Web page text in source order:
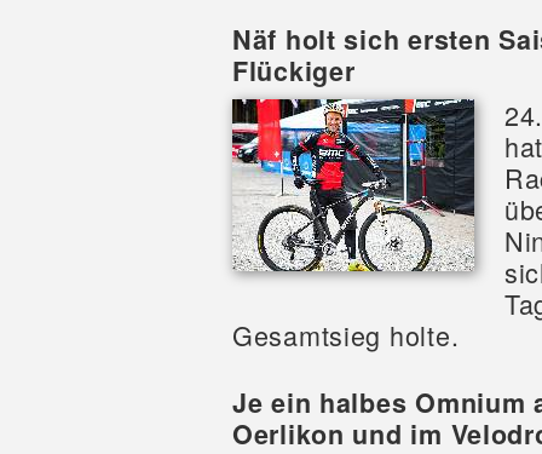
Näf holt sich ersten
Flückiger
Gesamtsieg holte.
Je ein halbes Omnium
Oerlikon und im